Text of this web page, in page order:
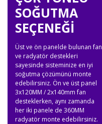
SOĞUTMA
SEÇENEĞİ
Üst ve ön panelde bulunan fan
ve radyatör destekleri
sayesinde sisteminize en iyi
soğutma çözümünü monte
edebilirsiniz. Ön ve üst panel
3x120MM / 2x140mm fan
desteklerken, aynı zamanda
her iki panele de 360MM
radyatör monte edebilirsiniz.